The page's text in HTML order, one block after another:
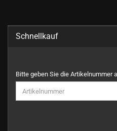
Schnellkauf
BITTE
GEBEN
SIE
DIE
Bitte geben Sie die Artikelnummer